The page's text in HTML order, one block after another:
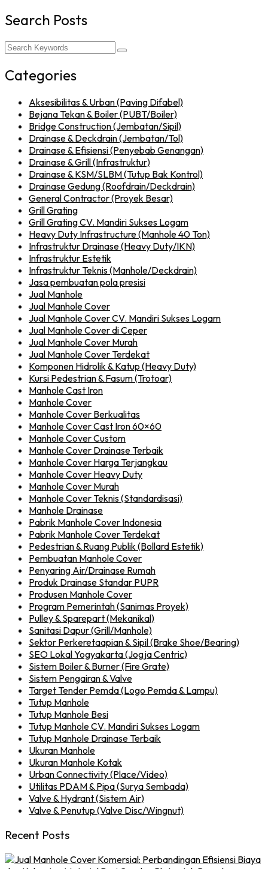
Search Posts
Categories
Aksesibilitas & Urban (Paving Difabel)
Bejana Tekan & Boiler (PUBT/Boiler)
Bridge Construction (Jembatan/Sipil)
Drainase & Deckdrain (Jembatan/Tol)
Drainase & Efisiensi (Penyebab Genangan)
Drainase & Grill (Infrastruktur)
Drainase & KSM/SLBM (Tutup Bak Kontrol)
Drainase Gedung (Roofdrain/Deckdrain)
General Contractor (Proyek Besar)
Grill Grating
Grill Grating CV. Mandiri Sukses Logam
Heavy Duty Infrastructure (Manhole 40 Ton)
Infrastruktur Drainase (Heavy Duty/IKN)
Infrastruktur Estetik
Infrastruktur Teknis (Manhole/Deckdrain)
Jasa pembuatan pola presisi
Jual Manhole
Jual Manhole Cover
Jual Manhole Cover CV. Mandiri Sukses Logam
Jual Manhole Cover di Ceper
Jual Manhole Cover Murah
Jual Manhole Cover Terdekat
Komponen Hidrolik & Katup (Heavy Duty)
Kursi Pedestrian & Fasum (Trotoar)
Manhole Cast Iron
Manhole Cover
Manhole Cover Berkualitas
Manhole Cover Cast Iron 60×60
Manhole Cover Custom
Manhole Cover Drainase Terbaik
Manhole Cover Harga Terjangkau
Manhole Cover Heavy Duty
Manhole Cover Murah
Manhole Cover Teknis (Standardisasi)
Manhole Drainase
Pabrik Manhole Cover Indonesia
Pabrik Manhole Cover Terdekat
Pedestrian & Ruang Publik (Bollard Estetik)
Pembuatan Manhole Cover
Penyaring Air/Drainase Rumah
Produk Drainase Standar PUPR
Produsen Manhole Cover
Program Pemerintah (Sanimas Proyek)
Pulley & Sparepart (Mekanikal)
Sanitasi Dapur (Grill/Manhole)
Sektor Perkeretaapian & Sipil (Brake Shoe/Bearing)
SEO Lokal Yogyakarta (Jogja Centric)
Sistem Boiler & Burner (Fire Grate)
Sistem Pengairan & Valve
Target Tender Pemda (Logo Pemda & Lampu)
Tutup Manhole
Tutup Manhole Besi
Tutup Manhole CV. Mandiri Sukses Logam
Tutup Manhole Drainase Terbaik
Ukuran Manhole
Ukuran Manhole Kotak
Urban Connectivity (Place/Video)
Utilitas PDAM & Pipa (Surya Sembada)
Valve & Hydrant (Sistem Air)
Valve & Penutup (Valve Disc/Wingnut)
Recent Posts